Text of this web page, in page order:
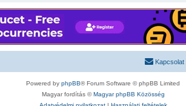
Kapcsolat
Powered by phpBB® Forum Software © phpBB Limited
Magyar fordítás ©Magyar phpBB Közösség